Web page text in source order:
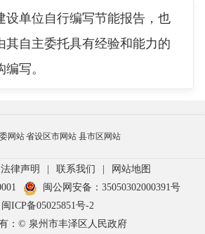
设单位自行编写节能报告，也
其自主委托具有经验和能力的
编写。
网站省设区市网站 县市区网站
法律声明 | 联系我们 |
网站地图
闽公网安备：35050302000391号
闽ICP备05025851号-2
：© 泉州市丰泽区人民政府